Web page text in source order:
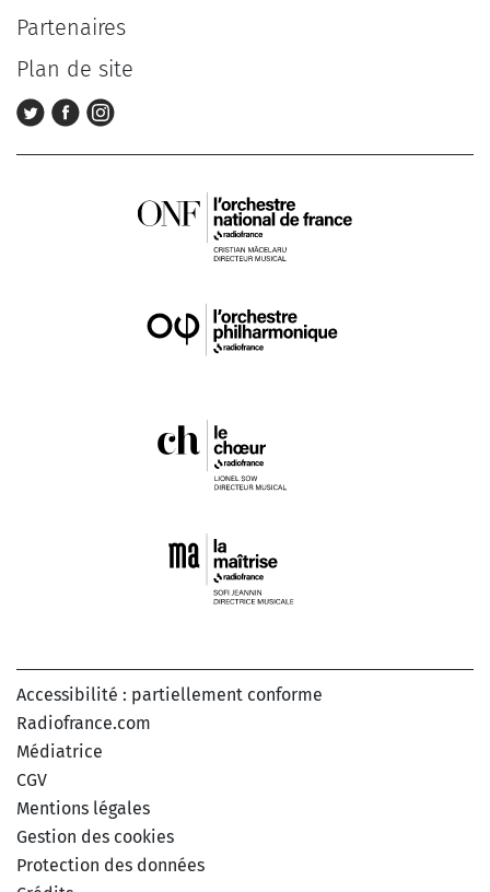
Partenaires
Plan de site
Accessibilité : partiellement conforme
Radiofrance.com
Médiatrice
CGV
Mentions légales
Gestion des cookies
Protection des données